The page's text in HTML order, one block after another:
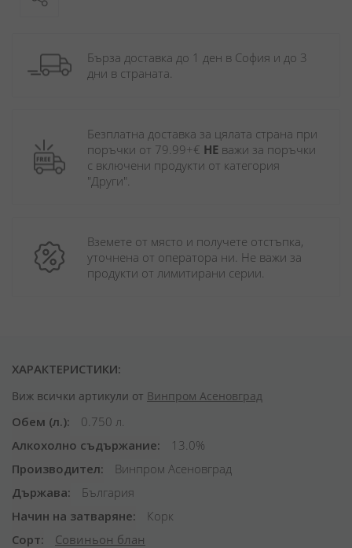
Бърза доставка до 1 ден в София и до 3
дни в страната.
Безплатна доставка за цялата страна при
поръчки от 79.99+€ НЕ важи за поръчки
с включени продукти от категория
"Други".
Вземете от място и получете отстъпка,
уточнена от оператора ни. Не важи за
продукти от лимитирани серии.
ХАРАКТЕРИСТИКИ:
Виж всички артикули от Винпром Асеновград
Обем (л.)
0.750 л.
Алкохолно съдържание
13.0%
Производител
Винпром Асеновград
Държава
България
Начин на затваряне
Корк
Сорт
Совиньон блан